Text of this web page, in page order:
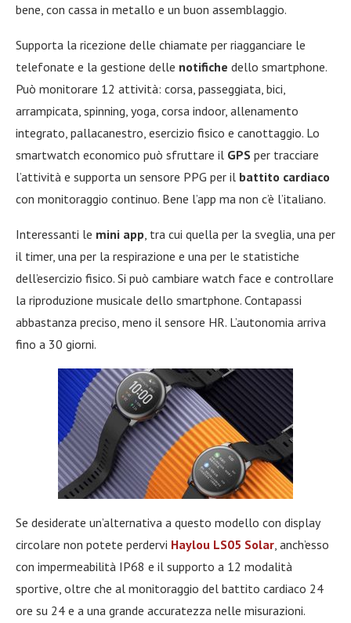
bene, con cassa in metallo e un buon assemblaggio.
Supporta la ricezione delle chiamate per riagganciare le
telefonate e la gestione delle notifiche dello smartphone.
Può monitorare 12 attività: corsa, passeggiata, bici,
arrampicata, spinning, yoga, corsa indoor, allenamento
integrato, pallacanestro, esercizio fisico e canottaggio. Lo
smartwatch economico può sfruttare il GPS per tracciare
l’attività e supporta un sensore PPG per il battito cardiaco
con monitoraggio continuo. Bene l’app ma non c’è l’italiano.
Interessanti le mini app , tra cui quella per la sveglia, una per
il timer, una per la respirazione e una per le statistiche
dell’esercizio fisico. Si può cambiare watch face e controllare
la riproduzione musicale dello smartphone. Contapassi
abbastanza preciso, meno il sensore HR. L’autonomia arriva
fino a 30 giorni.
Se desiderate un’alternativa a questo modello con display
circolare non potete perdervi Haylou LS05 Solar , anch’esso
con impermeabilità IP68 e il supporto a 12 modalità
sportive, oltre che al monitoraggio del battito cardiaco 24
ore su 24 e a una grande accuratezza nelle misurazioni.